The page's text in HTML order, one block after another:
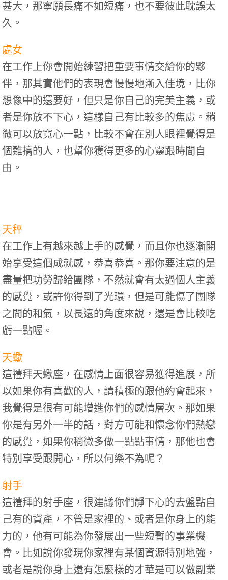
甚大，那寧願長痛不如短痛，也不要彼此耽誤太
久。
處女
在工作上你會開始練習把重要事情交給你的夥
伴，那其實他們的表現會慢慢地漸入佳境，比你
想像中的還要好，但只是你自己的完美主義，或
者是你放不下心，這樣自己有比較多的焦慮。稍
微可以放寬心一點，比較不會在別人眼裡覺得是
個難搞的人，也幫你獲得更多的心靈跟時間自
由。
天秤
在工作上有越來越上手的感覺，而且你也逐漸開
始享受這個成就感，恭喜恭喜。那你要注意的是
盡量把功勞歸給團隊，不然就會有太過個人主義
的感覺，或許你得到了光環，但是可能傷了團隊
之間的和氣，以長遠的角度來說，還是會比較吃
虧一點喔。
天蠍
這禮拜天蠍座，在感情上面很容易獲得進展，所
以如果你有喜歡的人，請積極的跟他約會起來，
我覺得是很有可能增進你們的感情層次。那如果
你是有另外一半的話，對方可能和懷念你們熱戀
的感覺，如果你稍微多做一點點事情，那他也會
特別享受跟開心，所以何樂不為呢？
射手
這禮拜的射手座，很建議你們靜下心的去盤點自
己有的資產，不管是家裡的、或者是你身上的能
力的，他有可能為你發展出一些短暫的事業機
會。比如說你發現你家裡有某個資源特別地強，
或者是說你身上還有怎麼樣的才華是可以做副業